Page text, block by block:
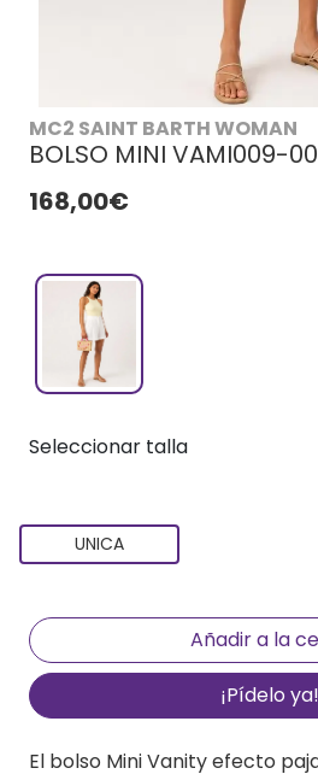
MC2 SAINT BARTH WOMAN
BOLSO MINI VAMI009-
168,00€
Seleccionar talla
UNICA
¡Pídelo ya!
El bolso Mini Vanity efecto